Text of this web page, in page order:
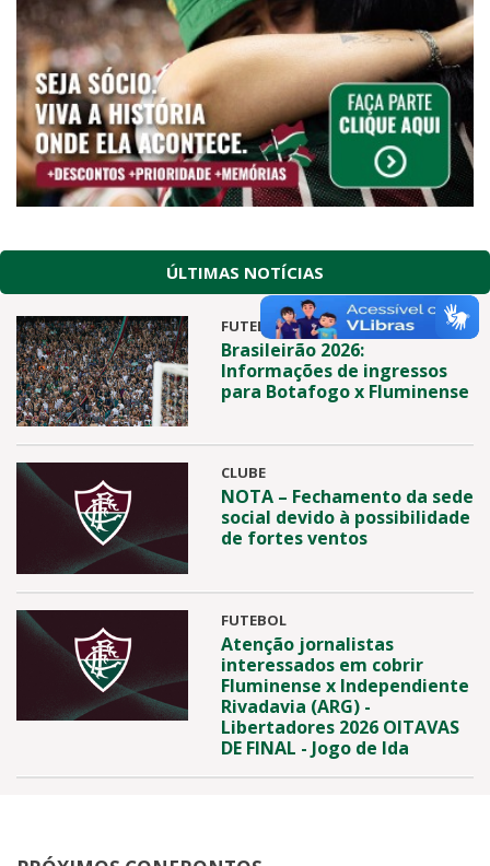
ÚLTIMAS NOTÍCIAS
FUTEBOL
Brasileirão 2026:
Informações de ingressos
para Botafogo x Fluminense
CLUBE
NOTA – Fechamento da sede
social devido à possibilidade
de fortes ventos
FUTEBOL
Atenção jornalistas
interessados em cobrir
Fluminense x Independiente
Rivadavia (ARG) -
Libertadores 2026 OITAVAS
DE FINAL - Jogo de Ida